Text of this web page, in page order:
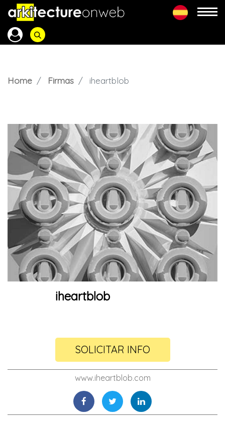
Home Firmas iheartblob
iheartblob
SOLICITAR INFO
www.iheartblob.com